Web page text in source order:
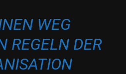
WEG
REGELN DER